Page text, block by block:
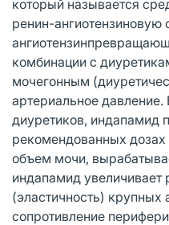
который называется
ренин-ангиотензиновую
комбинации с
мочегонным
артериальное давление.
диуретиков, индапамид
рекомендованных дозах
объем мочи,
индапамид увеличивает
(эластичность)
сопротивление